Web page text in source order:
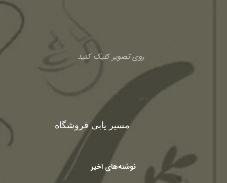
روی تصویر کلیک کنید
مسیر یابی فروشگاه
نوشته‌های اخیر